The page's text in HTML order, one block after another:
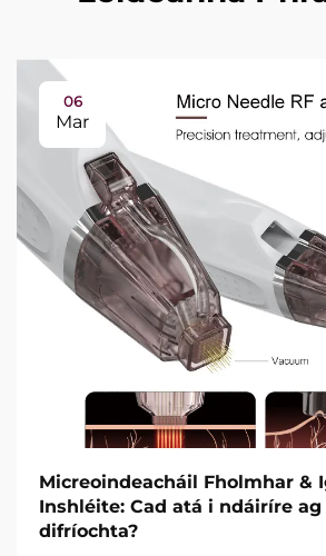
06
Mar
Micreoindeacháil Fholmhar &
Inshléite: Cad atá i ndáiríre
difríochta?